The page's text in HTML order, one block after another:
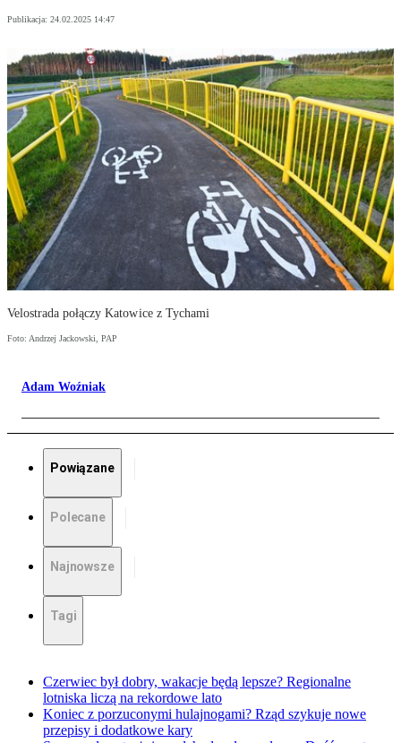
Publikacja: 24.02.2025 14:47
Velostrada połączy Katowice z Tychami
Foto: Andrzej Jackowski, PAP
Adam Woźniak
Powiązane
Polecane
Najnowsze
Tagi
Czerwiec był dobry, wakacje będą lepsze? Regionalne
lotniska liczą na rekordowe lato
Koniec z porzuconymi hulajnogami? Rząd szykuje nowe
przepisy i dodatkowe kary